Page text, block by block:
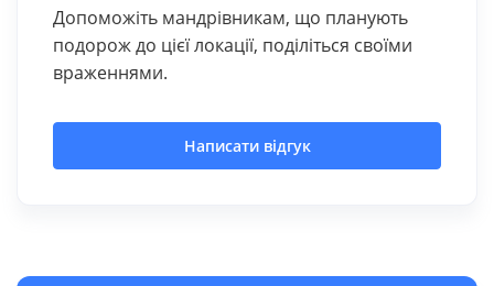
Допоможіть мандрівникам, що планують
подорож до цієї локації, поділіться своїми
враженнями.
Написати відгук